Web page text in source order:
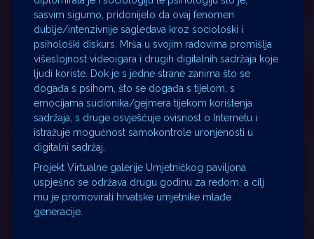
sasvim sigurno, pridonijelo da ovaj fenomen
dublje/intenzivnije sagledava kroz sociološki i
psihološki diskurs. Mrša u svojim radovima promišlja
višeslojnost videoigara i drugih digitalnih sadržaja koje
ljudi koriste. Dok je s jedne strane zanima što se
događa s psihom, što se događa s tijelom, s
emocijama sudionika/gejmera tijekom korištenja
sadržaja, s druge osvješćuje ovisnost o Internetu i
istražuje mogućnost samokontrole uronjenosti u
digitalni sadržaj.
Projekt Virtualne galerije Umjetničkog paviljona
uspješno se održava drugu godinu za redom, a cilj
mu je promovirati hrvatske umjetnike mlađe
generacije.